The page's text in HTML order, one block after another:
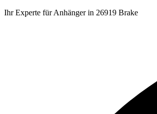
Ihr Experte für Anhänger in 26919 Brake